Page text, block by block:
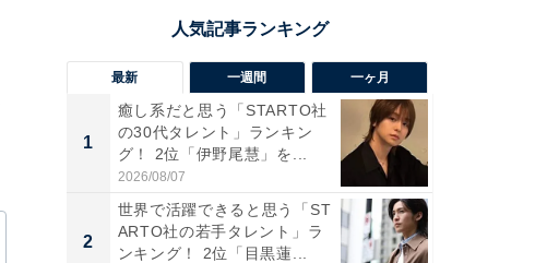
最新 一週間 一ヶ月
1
癒し系だと思う「STARTO社
の30代タレント」ランキン
グ！ 2位「伊野尾慧」を...
2026/08/07
2
世界で活躍できると思う「ST
ARTO社の若手タレント」ラ
ンキング！ 2位「目黒蓮...